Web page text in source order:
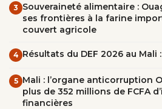
3 Souveraineté alimentaire :
ses frontières à la farine
couvert agricole
4 Résultats du DEF 2026 au Mali
5 Mali : l’organe anticorruption
plus de 352 millions de FCFA
financières